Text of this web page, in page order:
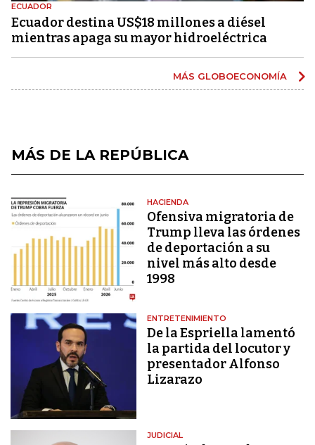
ECUADOR
Ecuador destina US$18 millones a diésel
mientras apaga su mayor hidroeléctrica
MÁS GLOBOECONOMÍA
MÁS DE LA REPÚBLICA
HACIENDA
Ofensiva migratoria de
Trump lleva las órdenes
de deportación a su
nivel más alto desde
1998
ENTRETENIMIENTO
De la Espriella lamentó
la partida del locutor y
presentador Alfonso
Lizarazo
JUDICIAL